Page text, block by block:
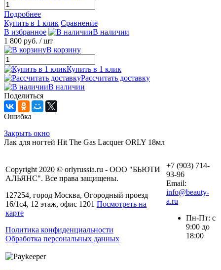
Подробнее
Купить в 1 клик Сравнение
В избранное
В наличии
1 800 руб. / шт
В корзину
Купить в 1 клик
Рассчитать доставку
В наличии
Поделиться
Ошибка
Закрыть окно
Лак для ногтей Hit The Gas Lacquer ORLY 18мл
Copyright 2020 © orlyrussia.ru - ООО "БЬЮТИ
АЛЬЯНС". Все права защищены.
127254, город Москва, Огородный проезд
16/1с4, 12 этаж, офис 1201 Посмотреть на
карте
Политика конфиденциальности
Обработка персональных данных
+7 (903) 714-
93-96
Email:
info@beauty-
a.ru
Пн-Пт: с
9:00 до
18:00